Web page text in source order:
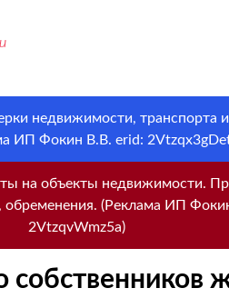
недвижимости, транспорта
ИП Фокин В.В. erid:
на объекты недвижимости.
обременения. (Реклама ИП
2VtzqvWmz5a)
собственников